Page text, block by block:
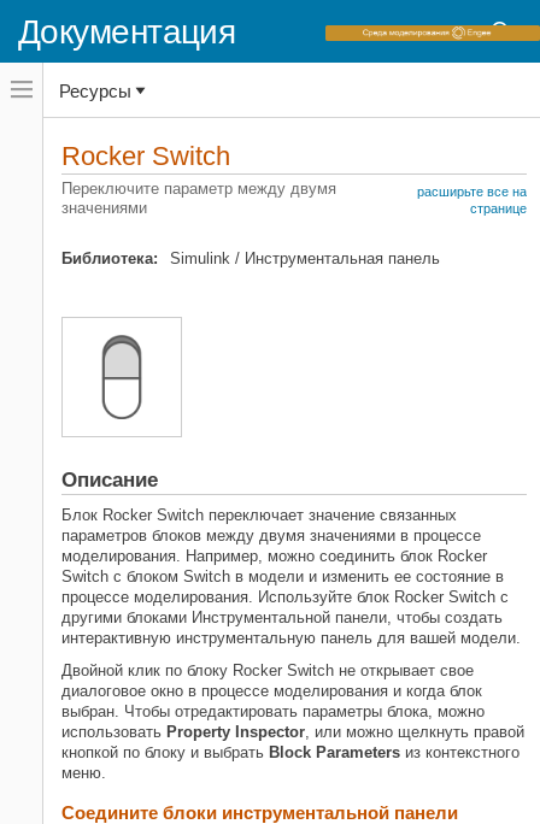
Документация
Переключатель
навигационного
меню
переключатель
навигационного
Simulink
Основы окружения Simulink
Инструментальная панель
Просмотрите и анализируйте результаты
Управляйте симуляциями с
интерактивными отображениями
Rocker Switch
НА ЭТОЙ СТРАНИЦЕ
Описание
Ограничения
Параметры
Примеры модели
Характеристики блока
Расширенные возможности
Смотрите также
Ресурсы
Rocker Switch
Переключите параметр между двумя
значениями
расширьте все на
странице
Библиотека: Simulink / Инструментальная панель
Описание
Блок Rocker Switch переключает значение связанных
параметров блоков между двумя значениями в процессе
моделирования. Например, можно соединить блок Rocker
Switch с блоком Switch в модели и изменить ее состояние в
процессе моделирования. Используйте блок Rocker Switch с
другими блоками Инструментальной панели, чтобы создать
интерактивную инструментальную панель для вашей модели.
Двойной клик по блоку Rocker Switch не открывает свое
диалоговое окно в процессе моделирования и когда блок
выбран. Чтобы отредактировать параметры блока, можно
использовать Property Inspector, или можно щелкнуть правой
кнопкой по блоку и выбрать Block Parameters из контекстного
меню.
Соедините блоки инструментальной панели